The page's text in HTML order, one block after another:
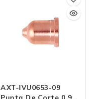
AXT-IVU0653-09